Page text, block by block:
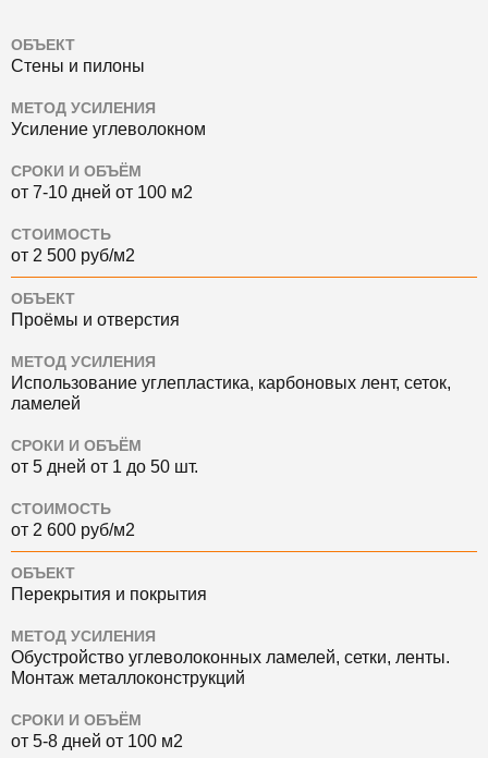
ОБЪЕКТ
Стены и пилоны
МЕТОД УСИЛЕНИЯ
Усиление углеволокном
СРОКИ И ОБЪЁМ
от 7-10 дней от 100 м2
СТОИМОСТЬ
от 2 500 руб/м2
ОБЪЕКТ
Проёмы и отверстия
МЕТОД УСИЛЕНИЯ
Использование углепластика, карбоновых лент, сеток,
ламелей
СРОКИ И ОБЪЁМ
от 5 дней от 1 до 50 шт.
СТОИМОСТЬ
от 2 600 руб/м2
ОБЪЕКТ
Перекрытия и покрытия
МЕТОД УСИЛЕНИЯ
Обустройство углеволоконных ламелей, сетки, ленты.
Монтаж металлоконструкций
СРОКИ И ОБЪЁМ
от 5-8 дней от 100 м2